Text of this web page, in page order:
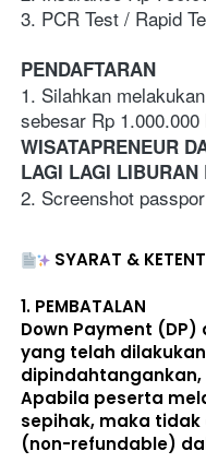
3. PCR Test / Rapid
PENDAFTARAN
1. Silahkan
sebesar Rp
WISATAPRENEUR
LAGI LAGI LIBURAN
2. Screenshot
SYARAT &
1. PEMBATALAN
Down Payment
yang telah dilakukan
Apabila peserta
sepihak, maka tidak
(non-refundable)